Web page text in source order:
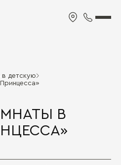
в детскую
В